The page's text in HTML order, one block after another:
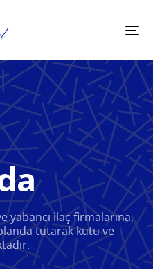
yabancı ilaç firmalarına,
tutarak kutu ve